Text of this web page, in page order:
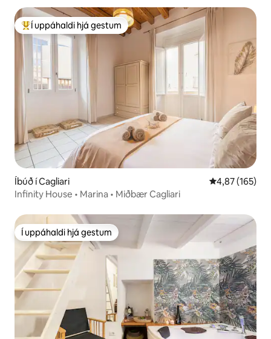
Í mestu uppáhaldi hjá gestum
Í uppáhaldi hjá gestum
Íbúð í Cagliari 4,87 af 5 í
4,87 (165)
Infinity House • Marina • Miðbær Cagliari
Í uppáhaldi hjá gestum
Í uppáhaldi hjá gestum